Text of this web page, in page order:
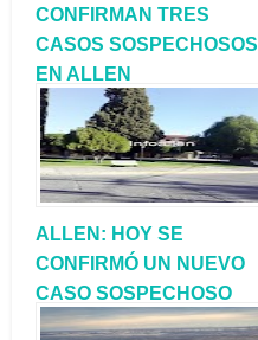
CONFIRMAN TRES
CASOS SOSPECHOSOS
EN ALLEN
ALLEN: HOY SE
CONFIRMÓ UN NUEVO
CASO SOSPECHOSO